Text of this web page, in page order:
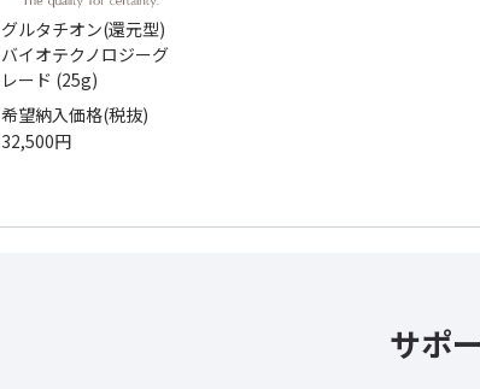
グルタチオン(還元型)
バイオテクノロジーグ
レード (25g)
希望納入価格(税抜)
32,500円
サポ